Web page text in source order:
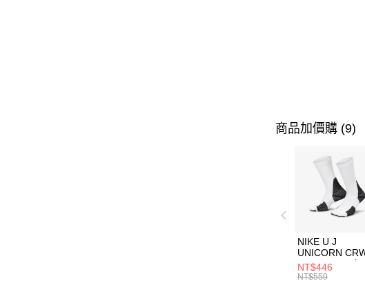
商品加價購 (9)
NIKE U J
UNICORN
1PR -160 男女
統襪 FZ3393100
NT$446
NT$550